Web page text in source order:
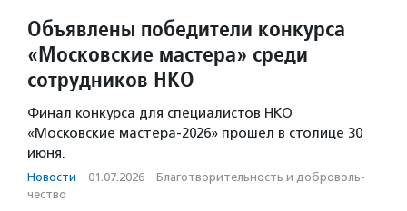
Объявлены победители конкурса
«Московские мастера» среди
сотрудников НКО
Финал конкурса для специалистов НКО
«Московские мастера-2026» прошел в столице 30
июня.
Новости · 01.07.2026 · Благотвори­тель­ность и доброволь­
чест­во